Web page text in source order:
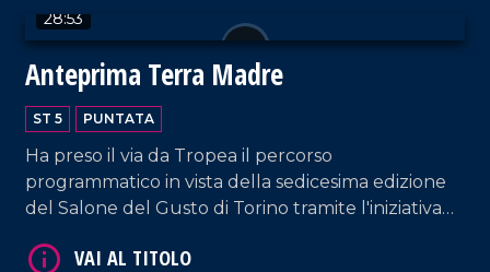
28:53
Anteprima Terra Madre
ST 5 PUNTATA
Ha preso il via da Tropea il percorso
programmatico in vista della sedicesima edizione
del Salone del Gusto di Torino tramite l'iniziativa
messo al centro il tema della biodiversità, ridefinita